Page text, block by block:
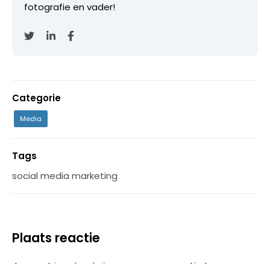
fotografie en vader!
Categorie
Media
Tags
social media marketing
Plaats reactie